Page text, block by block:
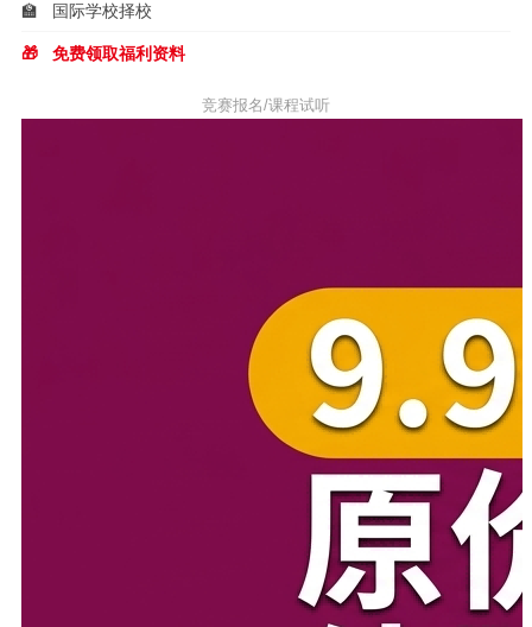
🏫 国际学校择校
🎁 免费领取福利资料
竞赛报名/课程试听